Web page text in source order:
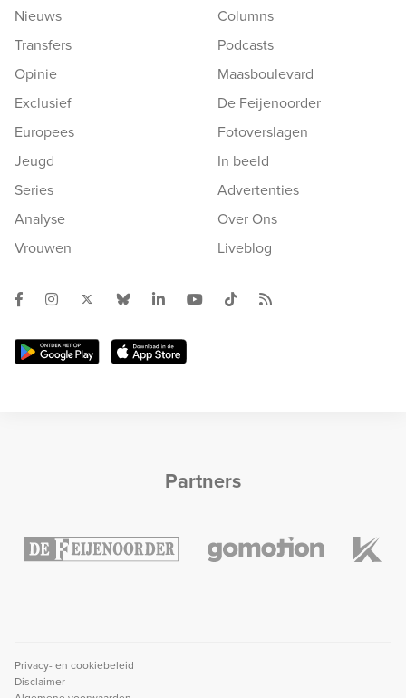
Nieuws
Transfers
Opinie
Exclusief
Europees
Jeugd
Series
Analyse
Vrouwen
Columns
Podcasts
Maasboulevard
De Feijenoorder
Fotoverslagen
In beeld
Advertenties
Over Ons
Liveblog
Partners
Privacy- en cookiebeleid
Disclaimer